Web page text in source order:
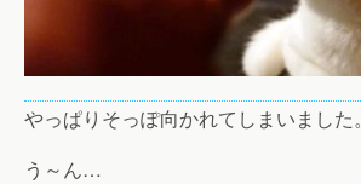
やっぱりそっぽ向かれてしまいました。
う～ん…